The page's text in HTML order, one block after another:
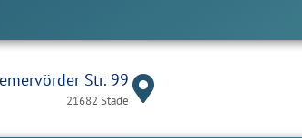
Str. 99
21682 Stade